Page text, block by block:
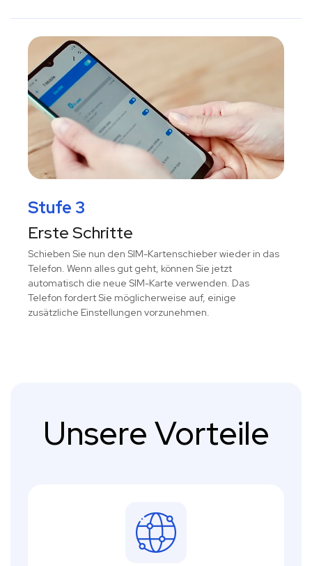
Stufe 3
Erste Schritte
Schieben Sie nun den SIM-Kartenschieber wieder in das
Telefon. Wenn alles gut geht, können Sie jetzt
automatisch die neue SIM-Karte verwenden. Das
Telefon fordert Sie möglicherweise auf, einige
zusätzliche Einstellungen vorzunehmen.
Unsere Vorteile